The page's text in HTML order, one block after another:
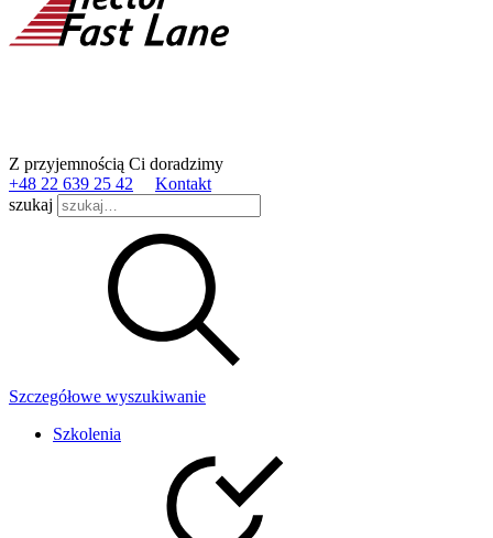
Z przyjemnością Ci doradzimy
+48 22 639 25 42
Kontakt
szukaj
Szczegółowe wyszukiwanie
Szkolenia